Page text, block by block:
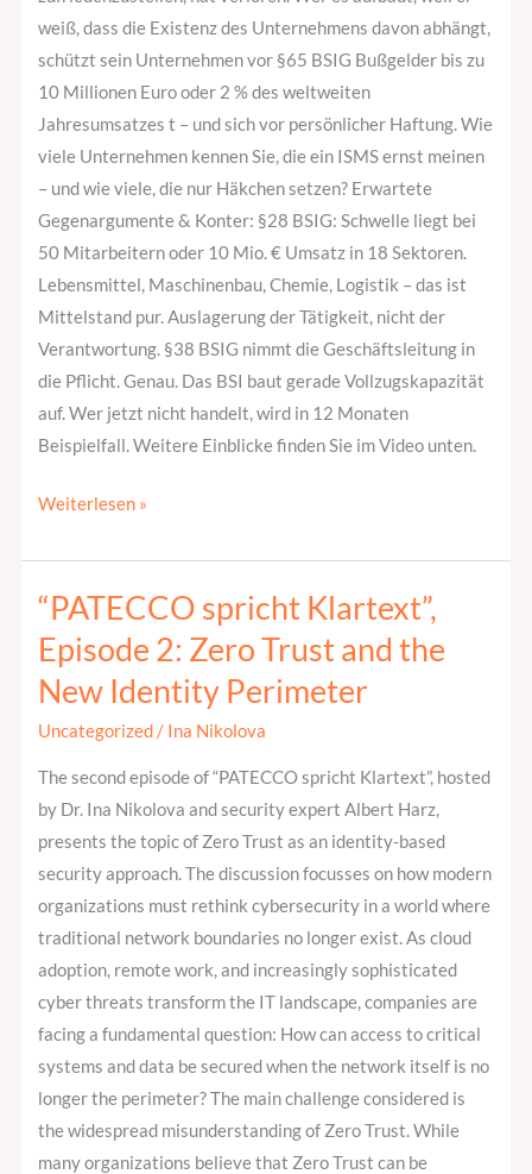
weiß, dass die Existenz des Unternehmens davon abhängt,
schützt sein Unternehmen vor §65 BSIG Bußgelder bis zu
10 Millionen Euro oder 2 % des weltweiten
Jahresumsatzes t – und sich vor persönlicher Haftung. Wie
viele Unternehmen kennen Sie, die ein ISMS ernst meinen
– und wie viele, die nur Häkchen setzen? Erwartete
Gegenargumente & Konter: §28 BSIG: Schwelle liegt bei
50 Mitarbeitern oder 10 Mio. € Umsatz in 18 Sektoren.
Lebensmittel, Maschinenbau, Chemie, Logistik – das ist
Mittelstand pur. Auslagerung der Tätigkeit, nicht der
Verantwortung. §38 BSIG nimmt die Geschäftsleitung in
die Pflicht. Genau. Das BSI baut gerade Vollzugskapazität
auf. Wer jetzt nicht handelt, wird in 12 Monaten
Beispielfall. Weitere Einblicke finden Sie im Video unten.
Weiterlesen »
“PATECCO spricht Klartext”,
Episode 2: Zero Trust and the
New Identity Perimeter
Uncategorized/ Ina Nikolova
The second episode of “PATECCO spricht Klartext”, hosted
by Dr. Ina Nikolova and security expert Albert Harz,
presents the topic of Zero Trust as an identity-based
security approach. The discussion focusses on how modern
organizations must rethink cybersecurity in a world where
traditional network boundaries no longer exist. As cloud
adoption, remote work, and increasingly sophisticated
cyber threats transform the IT landscape, companies are
facing a fundamental question: How can access to critical
systems and data be secured when the network itself is no
longer the perimeter? The main challenge considered is
the widespread misunderstanding of Zero Trust. While
many organizations believe that Zero Trust can be
“PATECCO
spricht
Klartext”,
Episode
2: